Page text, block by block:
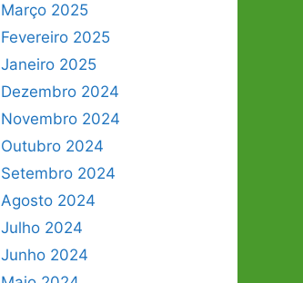
Março 2025
Fevereiro 2025
Janeiro 2025
Dezembro 2024
Novembro 2024
Outubro 2024
Setembro 2024
Agosto 2024
Julho 2024
Junho 2024